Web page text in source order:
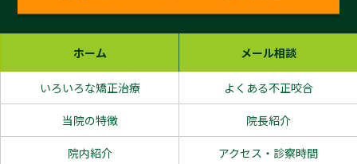
ホーム メール相談
いろいろな矯正治療 よくある不正咬合
当院の特徴 院長紹介
院内紹介 アクセス・診察時間